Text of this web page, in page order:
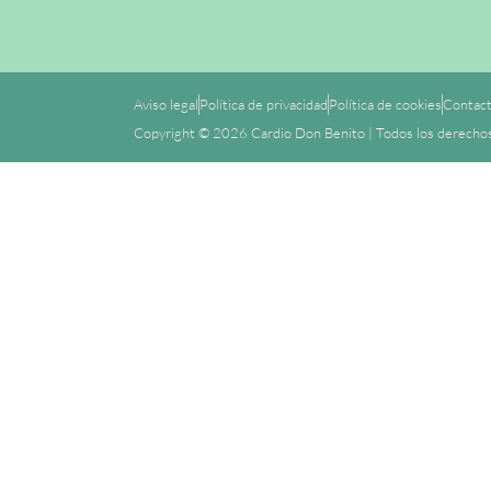
Aviso legalPolítica de privacidadPolítica de cookies
Copyright © 2026 Cardio Don Benito | Todos los